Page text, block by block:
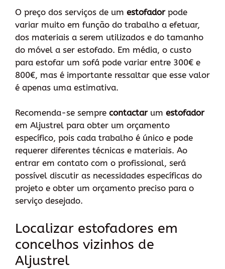
O preço dos serviços de um estofadorpode
variar muito em função do trabalho a efetuar,
dos materiais a serem utilizados e do tamanho
do móvel a ser estofado. Em média, o custo
para estofar um sofá pode variar entre 300€ e
800€, mas é importante ressaltar que esse valor
é apenas uma estimativa.
Recomenda-se sempre contactarum estofador
em Aljustrel para obter um orçamento
específico, pois cada trabalho é único e pode
requerer diferentes técnicas e materiais. Ao
entrar em contato com o profissional, será
possível discutir as necessidades específicas do
projeto e obter um orçamento preciso para o
serviço desejado.
Localizar estofadores em
concelhos vizinhos de
Aljustrel